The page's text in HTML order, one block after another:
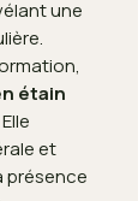
une
étain
et
présence